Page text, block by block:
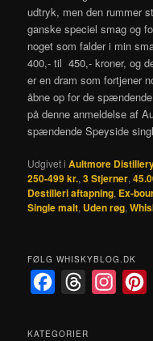
udtryk, men den rummer
ganske speciel smag og
noget som falder i min
400,- til 450,- kroner, og
er en dram som fortjener
åbne op for de
på denne anmeldelse af
spændende Speyside
Udgivet i Aultmore
250-499 kr.,3 Stjerner,
Destilleri aftapning, Ex-
Single malt, Uden røg,
FØLG WHISKYBLOG.DK
c
r
KATEGORIER